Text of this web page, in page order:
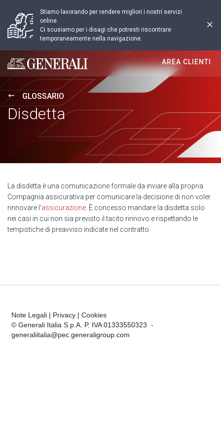
Stiamo lavorando per rendere migliori i nostri servizi
online.
Ci scusiamo per i disagi che potresti riscontrare
temporaneamente nella navigazione.
Generali logo
AREA CLIENTI
GLOSSARIO
Disdetta
La disdetta è una comunicazione formale da inviare alla propria
Compagnia assicurativa per comunicare la decisione di non voler
rinnovare l'assicurazione . È concesso mandare la disdetta solo
nei casi in cui non sia previsto il tacito rinnovo e rispettando le
tempistiche di preavviso indicate nel contratto.
Note Legali | Privacy | Cookies
© Generali Italia S.p.A. P. IVA 01333550323 -
generaliitalia@pec.generaligroup.com